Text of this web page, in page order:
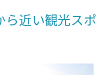
ら近い観光スポ